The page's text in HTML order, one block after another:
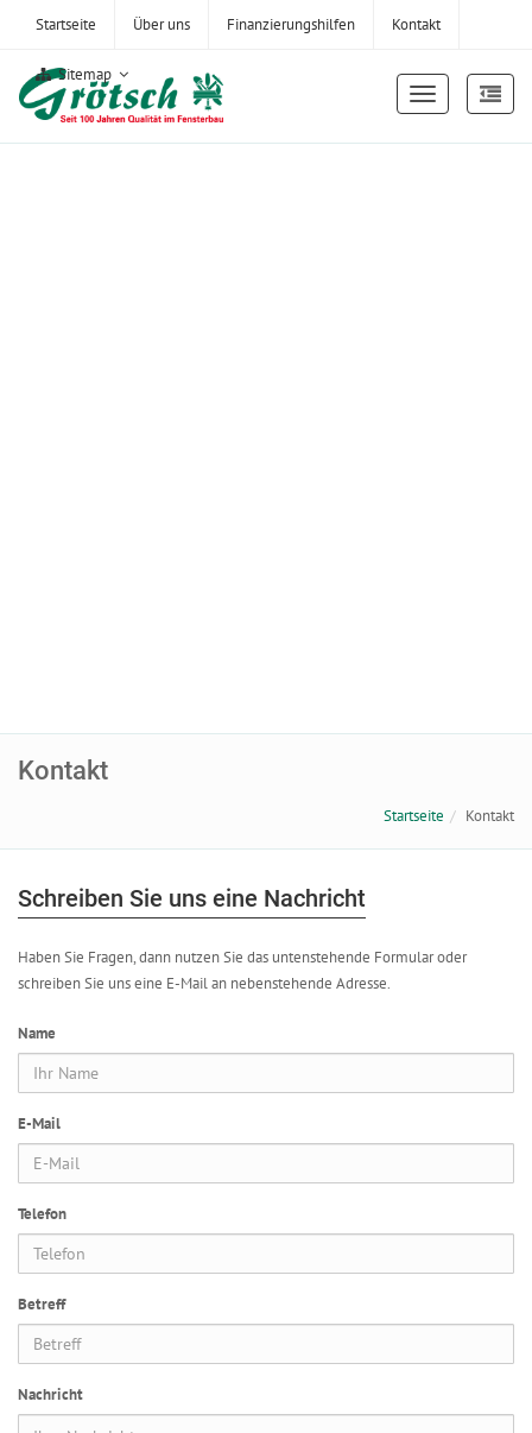
Startseite Über uns Finanzierungshilfen Kontakt
Sitemap
Menu
Kontakt
Startseite Kontakt
Schreiben Sie uns eine Nachricht
Haben Sie Fragen, dann nutzen Sie das untenstehende Formular oder
schreiben Sie uns eine E-Mail an nebenstehende Adresse.
Name
E-Mail
Telefon
Betreff
Nachricht